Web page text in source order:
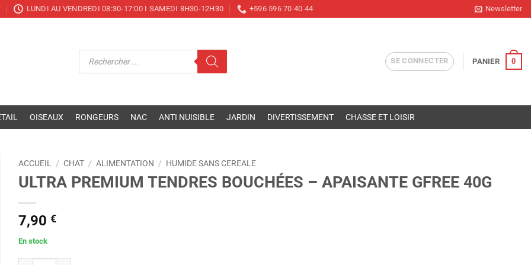
LUNDI AU VENDREDI 08:30-17:00 I SAMEDI 8H30-12H30 +596 596 70 40 44 Newsletter
Recherche
SE CONNECTER PANIER 0
OISEAUX RONGEURS NAC ANTI NUISIBLE JARDIN DIVERTISSEMENT CHASSE ET LOISIR
ACCUEIL / CHAT / ALIMENTATION / HUMIDE SANS CEREALE
ULTRA PREMIUM TENDRES BOUCHÉES – APAISANTE GFREE 40G
7,90 €
En stock